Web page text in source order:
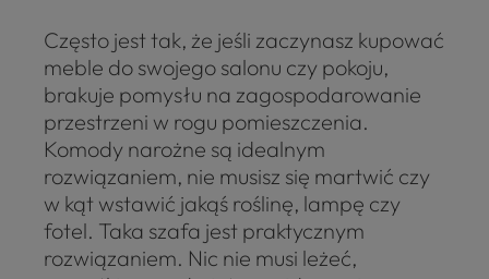
Często jest tak, że jeśli zaczynasz kupować
meble do swojego salonu czy pokoju,
brakuje pomysłu na zagospodarowanie
przestrzeni w rogu pomieszczenia.
Komody narożne są idealnym
rozwiązaniem, nie musisz się martwić czy
w kąt wstawić jakąś roślinę, lampę czy
fotel. Taka szafa jest praktycznym
rozwiązaniem. Nic nie musi leżeć,